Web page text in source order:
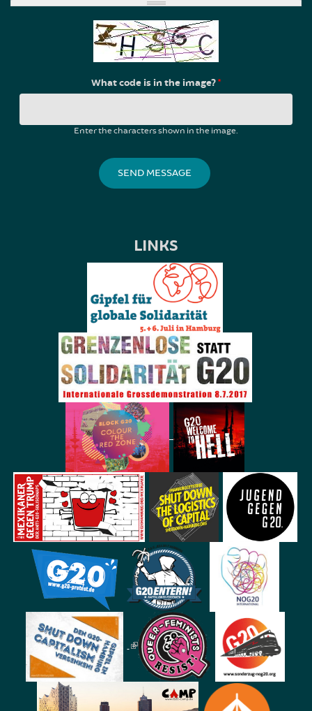
What code is in the image?*
Enter the characters shown in the image.
LINKS